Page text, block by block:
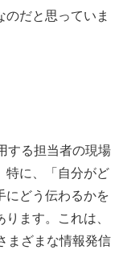
のだと思っていま
する担当者の現場
特に、「自分がど
にどう伝わるかを
ます。これは、
まざまな情報発信